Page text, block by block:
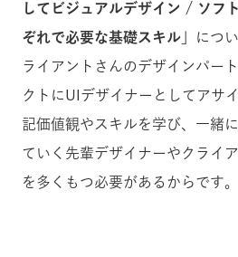
してビジュアルデザイン / ソフ
ぞれで必要な基礎スキル」
につ
ライアントさんのデザインパー
クトにUIデザイナーとしてアサ
記価値観やスキルを学び、一緒
ていく先輩デザイナーやクライ
を多くもつ必要があるからです。